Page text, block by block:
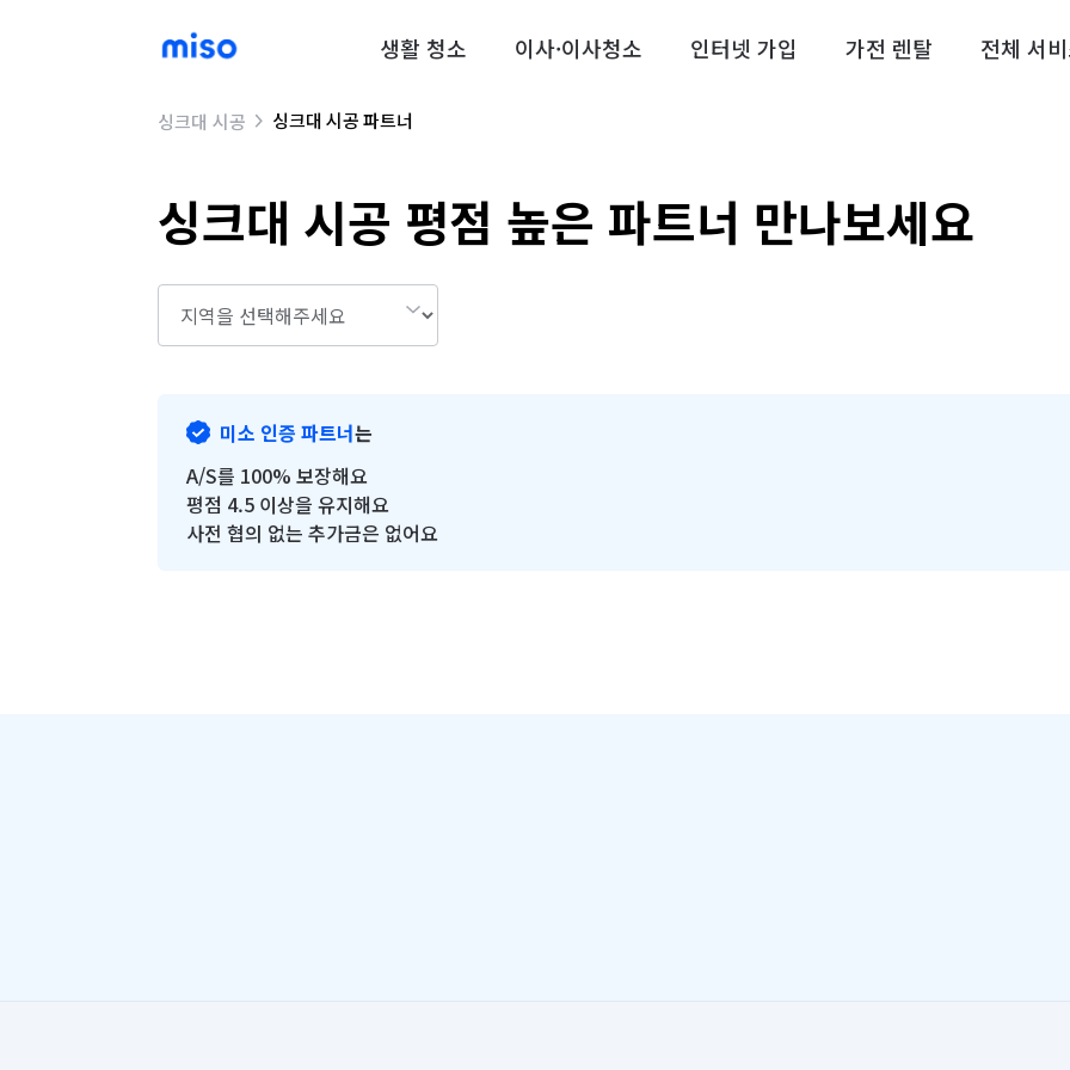
생활 청소 이사·이사청소 인터넷 가입 가전 렌탈 전체 서
싱크대 시공 싱크대 시공 파트너
싱크대 시공 평점 높은 파트너 만나보세요
미소 인증 파트너는
A/S를 100% 보장해요
평점 4.5 이상을 유지해요
사전 협의 없는 추가금은 없어요